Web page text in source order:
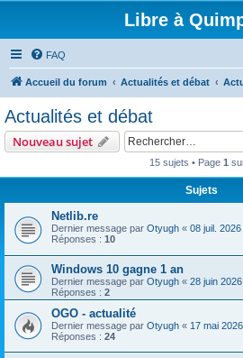
Libre à
FAQ
Accueil du forum Actualités et débat
Actualités et débat
Nouveau sujet
15 sujets • Page 1
Sujets
Netlib.re
Dernier message par Otyugh « 08 juil.
Réponses : 10
Windows 10 gagne 1 an
Dernier message par Otyugh « 28 juin
Réponses : 2
OGO - actualité
Dernier message par Otyugh « 17 mai
Réponses : 24